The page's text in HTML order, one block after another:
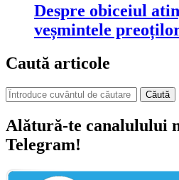
Despre obiceiul
veșmintele
Caută articole
Căută
Alătură-te canalulului
Telegram!